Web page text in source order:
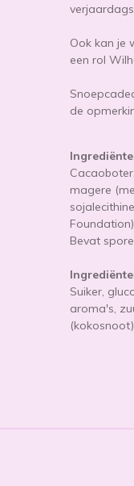
Ook kan je
een rol
de
magere
Bevat
Suiker,
aroma's,